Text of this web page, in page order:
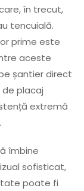
în trecut,
tencuială.
prime este
aceste
șantier direct
placaj
extremă
îmbine
sofisticat,
poate fi